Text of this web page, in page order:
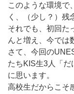
このような環境で
く、（少し？）残
それでも、初回た
んと増え、今では
さて、今回の
たちKIS生3人「だ
に思います。
高校生だからこそ